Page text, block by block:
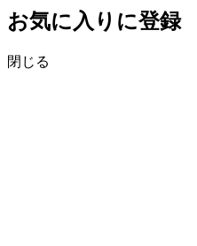
お気に入りに登録
閉じる